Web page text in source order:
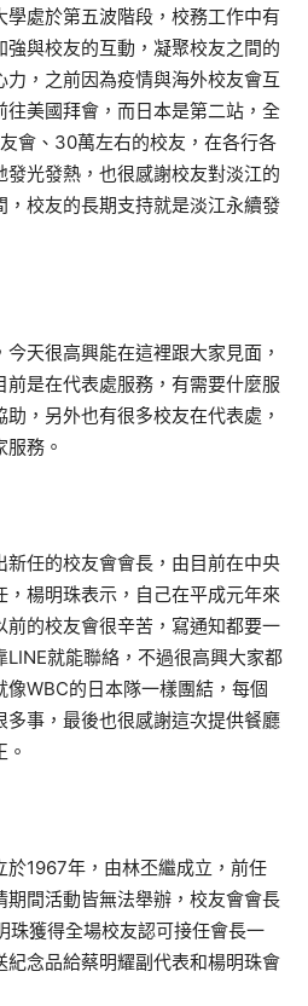
處於第五波階段，校務工作中有
與校友的互動，凝聚校友之間的
，之前因為疫情與海外校友會互
美國拜會，而日本是第二站，全
會、30萬左右的校友，在各行各
光發熱，也很感謝校友對淡江的
，校友的長期支持就是淡江永續發
天很高興能在這裡跟大家見面，
是在代表處服務，有需要什麼服
，另外也有很多校友在代表處，
務。
任的校友會會長，由目前在中央
楊明珠表示，自己在平成元年來
前的校友會很辛苦，寫通知都要一
就能聯絡，不過很高興大家都
WBC的日本隊一樣團結，每個
多事，最後也很感謝這次提供餐廳
1967年，由林丕繼成立，前任
間活動皆無法舉辦，校友會會長
珠獲得全場校友認可接任會長一
念品給蔡明耀副代表和楊明珠會